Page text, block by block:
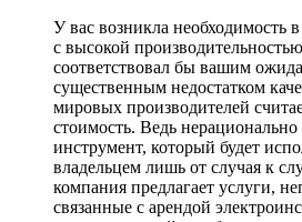
У вас возникла необходимость
с высокой
соответствовал бы вашим
существенным недостатком
мировых производителей
стоимость. Ведь
инструмент, который будет
владельцем лишь от случая к
компания предлагает услуги,
связанные с арендой